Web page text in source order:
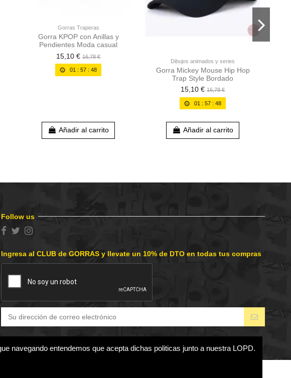
Gorras Traperas
Gorra KPOP con Anillas y
Pendientes Moda casual
15,10 € 16,78 €
01 :57 :46
Añadir al carrito
Dibujos animados y series
Gorra Mickey Mouse Hip Hop
Trap Style Bordado
15,10 € 16,78 €
01 :57 :46
Añadir al carrito
Follow us
Ingresa al CLUB de GORRAS y llevate un 10% de DTO en todas tus compras
navegando entendemos que acepta dichas politicas junto a nuestra LOPD.